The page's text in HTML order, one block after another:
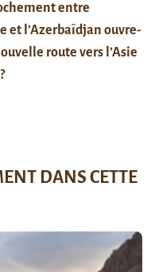
entre
et l’Azerbaïdjan ouvre-
route vers l’Asie
DANS CETTE